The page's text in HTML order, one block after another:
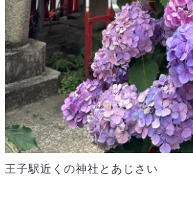
王子駅近くの神社とあじさい